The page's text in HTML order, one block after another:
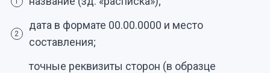
2
дата в формате 00.00.0000 и место
составления;
точные реквизиты сторон (в образце